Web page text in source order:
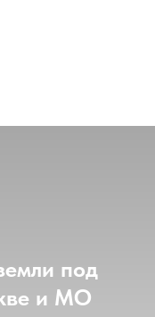
под
и МО